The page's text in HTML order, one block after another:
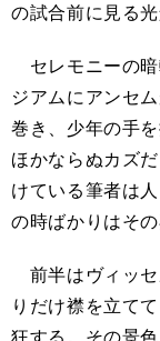
の試合前に見る
セレモニーの暗
ジアムにアンセ
巻き、少年の手
ほかならぬカズ
けている筆者は
の時ばかりはそ
前半はヴィッセ
りだけ襟を立て
狂する。その景